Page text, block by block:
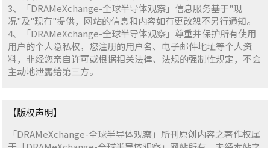
3、「DRAMeXchange-全球半导体观察」信息服务基于"现
况"及"现有"提供，网站的信息和内容如有更改恕不另行通知。
4、「DRAMeXchange-全球半导体观察」尊重并保护所有使用
用户的个人隐私权，您注册的用户名、电子邮件地址等个人资
料，非经您亲自许可或根据相关法律、法规的强制性规定，不会
主动地泄露给第三方。
【版权声明】
「DRAMeXchange-全球半导体观察」所刊原创内容之著作权属